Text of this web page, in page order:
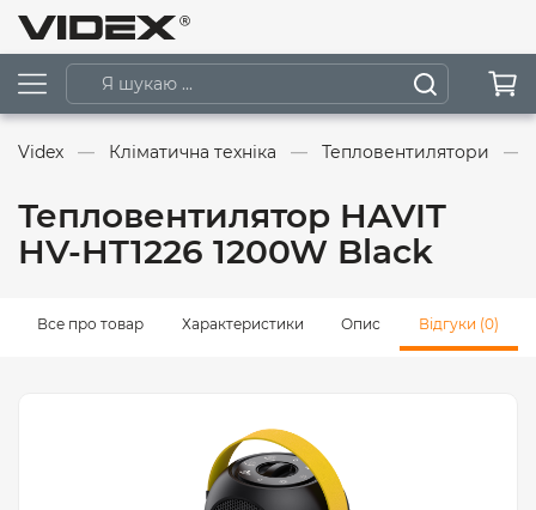
Videx Кліматична техніка Тепловентилятори
Тепловентилятор HAVIT
HV-HT1226 1200W Black
Все про товар Характеристики Опис Відгуки (0)